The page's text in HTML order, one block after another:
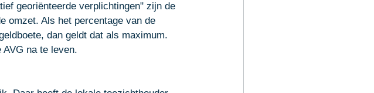
georiënteerde verplichtingen" zijn de
omzet. Als het percentage van de
dan geldt dat als maximum.
na te leven.